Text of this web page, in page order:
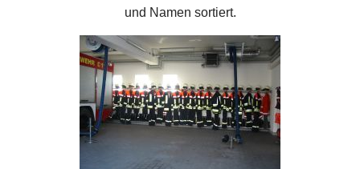
und Namen sortiert.